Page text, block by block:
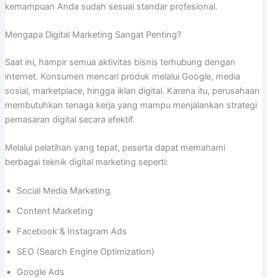
kemampuan Anda sudah sesuai standar profesional.
Mengapa Digital Marketing Sangat Penting?
Saat ini, hampir semua aktivitas bisnis terhubung dengan
internet. Konsumen mencari produk melalui Google, media
sosial, marketplace, hingga iklan digital. Karena itu, perusahaan
membutuhkan tenaga kerja yang mampu menjalankan strategi
pemasaran digital secara efektif.
Melalui pelatihan yang tepat, peserta dapat memahami
berbagai teknik digital marketing seperti:
Social Media Marketing
Content Marketing
Facebook & Instagram Ads
SEO (Search Engine Optimization)
Google Ads